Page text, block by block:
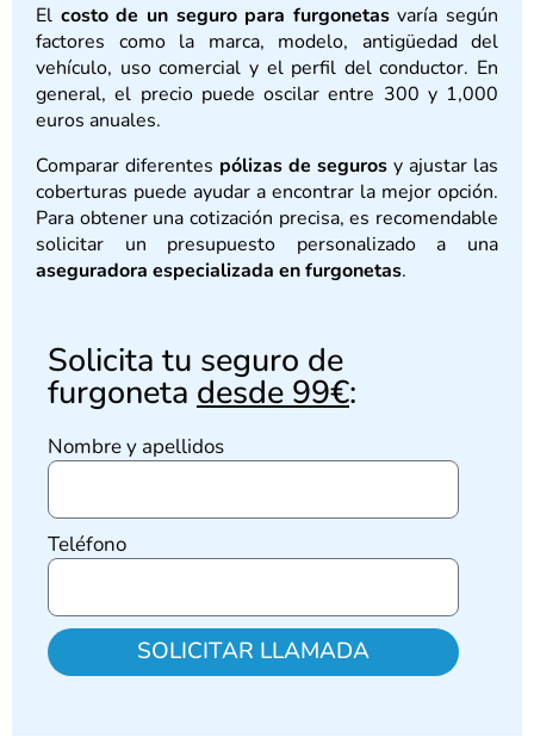
El costo de un seguro para furgonetasvaría según
factores como la marca, modelo, antigüedad del
vehículo, uso comercial y el perfil del conductor. En
general, el precio puede oscilar entre 300 y 1,000
euros anuales.
Comparar diferentes pólizas de seguros y ajustar las
coberturas puede ayudar a encontrar la mejor opción.
Para obtener una cotización precisa, es recomendable
solicitar un presupuesto personalizado a una
aseguradora especializada en furgonetas.
Solicita tu seguro de
furgoneta desde 99€:
Nombre y apellidos
Teléfono
SOLICITAR LLAMADA